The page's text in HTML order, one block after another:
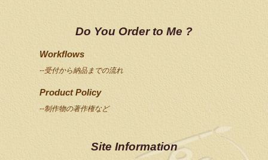
Do You Order to Me ?
Workflows
--受付から納品までの流れ
Product Policy
--制作物の著作権など
Site Information